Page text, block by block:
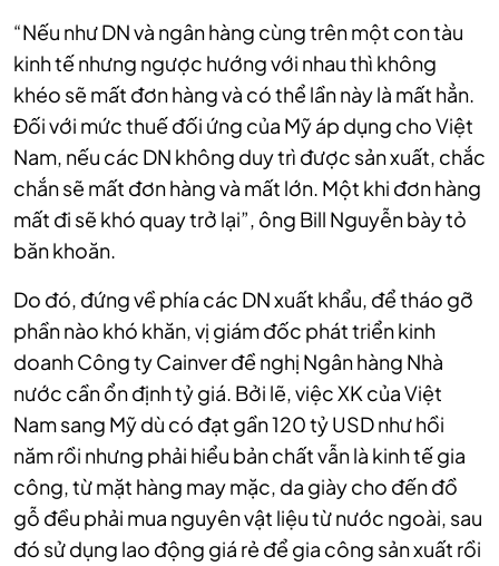
“Nếu như DN và ngân hàng cùng trên một con tàu
kinh tế nhưng ngược hướng với nhau thì không
khéo sẽ mất đơn hàng và có thể lần này là mất hẳn.
Đối với mức thuế đối ứng của Mỹ áp dụng cho Việt
Nam, nếu các DN không duy trì được sản xuất, chắc
chắn sẽ mất đơn hàng và mất lớn. Một khi đơn hàng
mất đi sẽ khó quay trở lại”, ông Bill Nguyễn bày tỏ
băn khoăn.
Do đó, đứng về phía các DN xuất khẩu, để tháo gỡ
phần nào khó khăn, vị giám đốc phát triển kinh
doanh Công ty Cainver đề nghị Ngân hàng Nhà
nước cần ổn định tỷ giá. Bởi lẽ, việc XK của Việt
Nam sang Mỹ dù có đạt gần 120 tỷ USD như hồi
năm rồi nhưng phải hiểu bản chất vẫn là kinh tế gia
công, từ mặt hàng may mặc, da giày cho đến đồ
gỗ đều phải mua nguyên vật liệu từ nước ngoài, sau
đó sử dụng lao động giá rẻ để gia công sản xuất rồi